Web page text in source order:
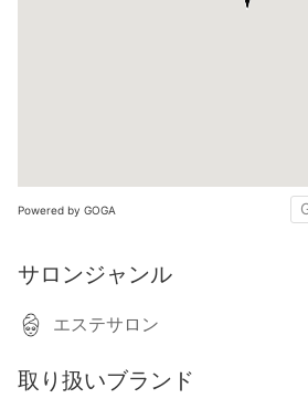
Powered by GOGA
サロンジャンル
エステサロン
取り扱いブランド